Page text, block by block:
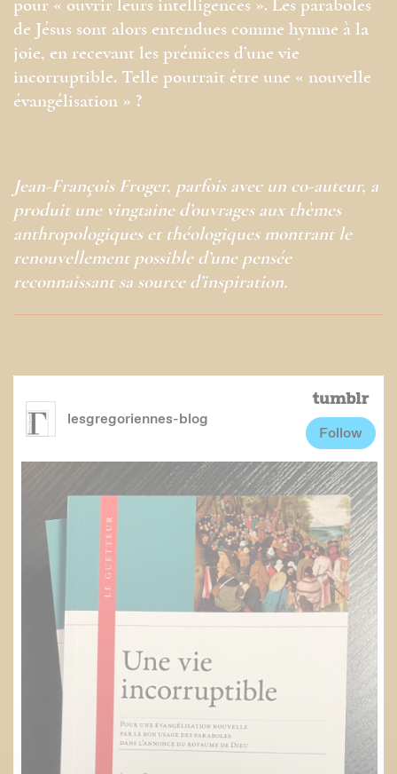
pour « ouvrir leurs intelligences ». Les paraboles
de Jésus sont alors entendues comme hymne à la
joie, en recevant les prémices d’une vie
incorruptible. Telle pourrait être une « nouvelle
évangélisation » ?
Jean-François Froger, parfois avec un co-auteur, a
produit une vingtaine d’ouvrages aux thèmes
anthropologiques et théologiques montrant le
renouvellement possible d’une pensée
reconnaissant sa source d’inspiration.